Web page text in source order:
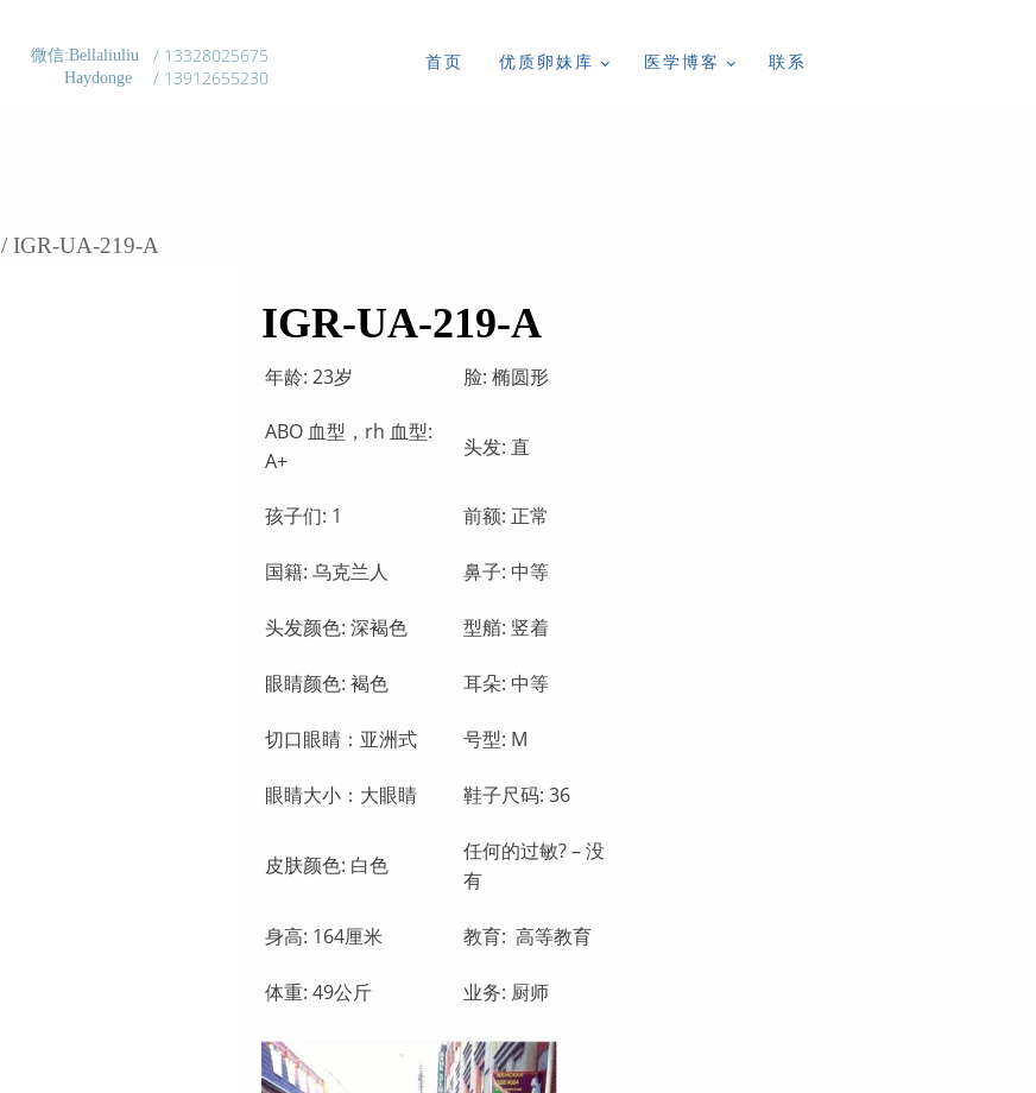
微信:Bellaliuliu
Haydonge
/ 13328025675
/ 13912655230
首页 优质卵妹库 医学博客 联系
/ IGR-UA-219-A
IGR-UA-219-A
年龄: 23岁 脸: 椭圆形
ABO 血型，rh 血型:
А+
头发: 直
孩子们: 1 前额: 正常
国籍: 乌克兰人 鼻子: 中等
头发颜色: 深褐色 型艏: 竖着
眼睛颜色: 褐色 耳朵: 中等
切口眼睛：亚洲式 号型: M
眼睛大小：大眼睛 鞋子尺码: 36
皮肤颜色: 白色
任何的过敏? – 没
有
身高: 164厘米 教育: 高等教育
体重: 49公斤 业务: 厨师